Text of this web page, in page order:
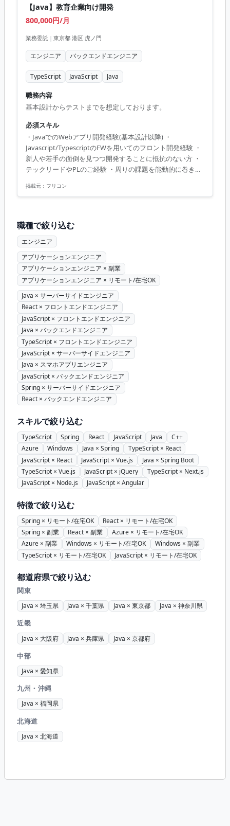
【Java】教育企業向け開発
800,000円/月
業務委託 | 東京都 港区 虎ノ門
エンジニア バックエンドエンジニア
TypeScript JavaScript Java
職務内容
基本設計からテストまでを想定しております。
必須スキル
・JavaでのWebアプリ開発経験(基本設計以降) ・
Javascript/TypescriptのFWを用いてのフロント開発経験 ・
新人や若手の面倒を見つつ開発することに抵抗のない方 ・
テックリードやPLのご経験 ・周りの課題を能動的に巻き取
掲載元： フリコン
職種で絞り込む
エンジニア
アプリケーションエンジニア
アプリケーションエンジニア × 副業
アプリケーションエンジニア × リモート/在宅OK
Java × サーバーサイドエンジニア
React × フロントエンドエンジニア
JavaScript × フロントエンドエンジニア
Java × バックエンドエンジニア
TypeScript × フロントエンドエンジニア
JavaScript × サーバーサイドエンジニア
Java × スマホアプリエンジニア
JavaScript × バックエンドエンジニア
Spring × サーバーサイドエンジニア
React × バックエンドエンジニア
スキルで絞り込む
TypeScript Spring React JavaScript Java
C++
Azure
Windows Java × Spring
TypeScript × React
JavaScript × React
JavaScript × Vue.js
Java × Spring Boot
TypeScript × Vue.js
JavaScript × jQuery
TypeScript × Next.js
JavaScript × Node.js
JavaScript × Angular
特徴で絞り込む
Spring × リモート/在宅OK
React × リモート/在宅OK
Spring × 副業
React × 副業
Azure × リモート/在宅OK
Azure × 副業
Windows × リモート/在宅OK
Windows × 副業
TypeScript × リモート/在宅OK
JavaScript × リモート/在宅OK
都道府県で絞り込む
関東
Java × 埼玉県 Java × 千葉県 Java × 東京都 Java × 神奈川県
近畿
Java × 大阪府 Java × 兵庫県 Java × 京都府
中部
Java × 愛知県
九州・沖縄
Java × 福岡県
北海道
Java × 北海道